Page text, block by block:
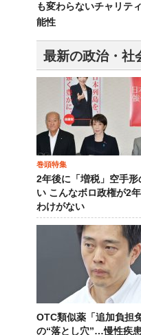
も変わらないチャリテ
能性
最新の政治・社
巻頭特集
2年後に「増税」空手形
い こんなボロ政権が2
わけがない
OTC類似薬「追加負担
の“落とし穴”…慢性疾